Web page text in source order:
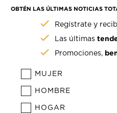
OBTÉN LAS ÚLTIMAS NOTICIAS
Regístrate y
Las últimas
Promociones,
MUJER
HOMBRE
HOGAR